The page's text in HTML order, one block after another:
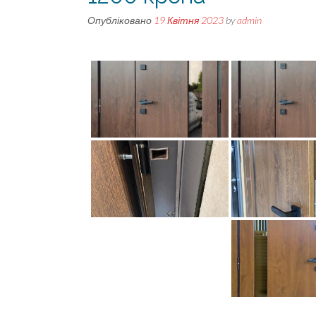
Опубліковано 19 Квітня 2023 byadmin